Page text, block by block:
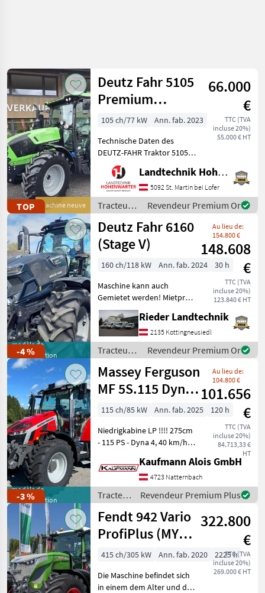
TOP Machine neuve
Deutz Fahr 5105
Premium
(15955)
66.000
€
TTC (TVA
incluse 20%)
55.000 € HT
105 ch/77 kW
Ann. fab. 2023
Technische Daten des
DEUTZ-FAHR Traktor 5105
Premium > Baujahr: 2023 >
PS/KW: 105 PS > Modell:
Premium (Stage V) >
Lenksäule schwenk- und
teleskopierbar > Aerofit S
Landtechnik Hohenwarter GmbH
5092 St. Martin bei Lofer
Tracteurs
/ Deutz
Fahr
Revendeur Premium Or
-4 %
modèle de
démonstration
Deutz Fahr 6160
(Stage V)
Au lieu de:
154.800 €
148.608
€
TTC (TVA
incluse 20%)
123.840 € HT
160 ch/118 kW Ann. fab. 2024
30 h
Maschine kann auch
Gemietet werden! Mietpreis
: € 38, - exkl. MwSt. Modell:
Powershift ohne Frontlader
Anbaukonsolen,
Beifahrersitz gepolstert mit
Sicherheitsgur
Rieder Landtechnik
2135 Kottingneusiedl
Tracteurs
/ Deutz
Fahr
Revendeur Premium Or
-3 %
modèle de
démonstration
Massey Ferguson
MF 5S.115 Dyna-
4 Efficient
Au lieu de:
104.800 €
101.656
€
TTC (TVA
incluse 20%)
84.713,33 €
HT
115 ch/85 kW Ann. fab. 2025
120 h
Niedrigkabine LP !!!! 275cm
- 115 PS - Dyna 4, 40 km/h
Hydraulikpumpe - Load
Sensing - 4 DW Steuergeräte
am Heck (2 elektrisch, 2
mechan
Kaufmann Alois GmbH
4723 Natternbach
Tracteurs
/ Massey
Ferguson
Revendeur Premium Plus
Fendt 942 Vario
ProfiPlus (MY
2020)
322.800
€
TTC (TVA
incluse 20%)
269.000 € HT
415 ch/305 kW Ann. fab. 2020
2225 h
Die Maschine befindet sich
in einem dem Alter und der